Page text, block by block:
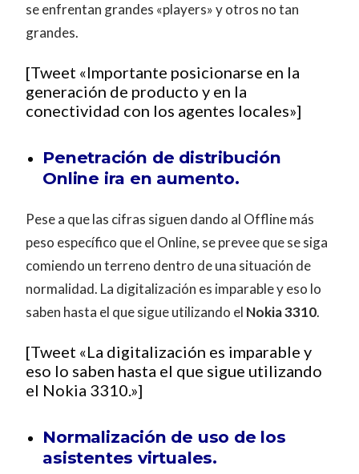
se enfrentan grandes «players» y otros no tan
grandes.
[Tweet «Importante posicionarse en la
generación de producto y en la
conectividad con los agentes locales»]
Penetración de distribución
Online ira en aumento.
Pese a que las cifras siguen dando al Offline más
peso específico que el Online, se prevee que se siga
comiendo un terreno dentro de una situación de
normalidad. La digitalización es imparable y eso lo
saben hasta el que sigue utilizando el Nokia 3310.
[Tweet «La digitalización es imparable y
eso lo saben hasta el que sigue utilizando
el Nokia 3310.»]
Normalización de uso de los
asistentes virtuales.